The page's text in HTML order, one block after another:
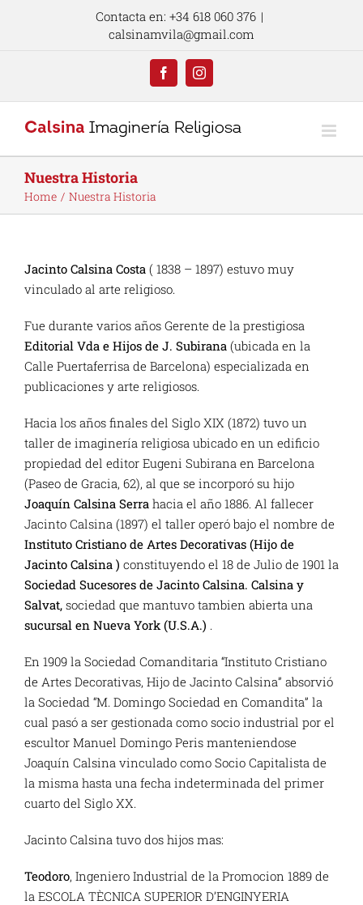
Contacta en: +34 618 060 376 |
calsinamvila@gmail.com
FacebookInstagram
Nuestra Historia
Home Nuestra Historia
Jacinto Calsina Costa( 1838 – 1897) estuvo muy
vinculado al arte religioso.
Fue durante varios años Gerente de la prestigiosa
Editorial Vda e Hijos de J. Subirana(ubicada en la
Calle Puertaferrisa de Barcelona) especializada en
publicaciones y arte religiosos.
Hacia los años finales del Siglo XIX (1872) tuvo un
taller de imaginería religiosa ubicado en un edificio
propiedad del editor Eugeni Subirana en Barcelona
(Paseo de Gracia, 62), al que se incorporó su hijo
Joaquín Calsina Serrahacia el año 1886. Al fallecer
Jacinto Calsina (1897) el taller operó bajo el nombre de
Instituto Cristiano de Artes Decorativas (Hijo de
Jacinto Calsina ) constituyendo el 18 de Julio de 1901 la
Sociedad Sucesores de Jacinto Calsina. Calsina y
Salvat, sociedad que mantuvo tambien abierta una
sucursal en Nueva York (U.S.A.) .
En 1909 la Sociedad Comanditaria “Instituto Cristiano
de Artes Decorativas, Hijo de Jacinto Calsina” absorvió
la Sociedad “M. Domingo Sociedad en Comandita” la
cual pasó a ser gestionada como socio industrial por el
escultor Manuel Domingo Peris manteniendose
Joaquín Calsina vinculado como Socio Capitalista de
la misma hasta una fecha indeterminada del primer
cuarto del Siglo XX.
Jacinto Calsina tuvo dos hijos mas:
Teodoro, Ingeniero Industrial de la Promocion 1889 de
la ESCOLA TÈCNICA SUPERIOR D’ENGINYERIA